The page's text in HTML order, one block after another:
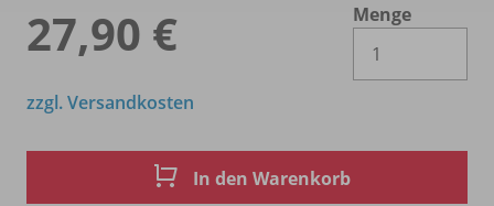
27,90 €
Menge
zzgl. Versandkosten
In den Warenkorb